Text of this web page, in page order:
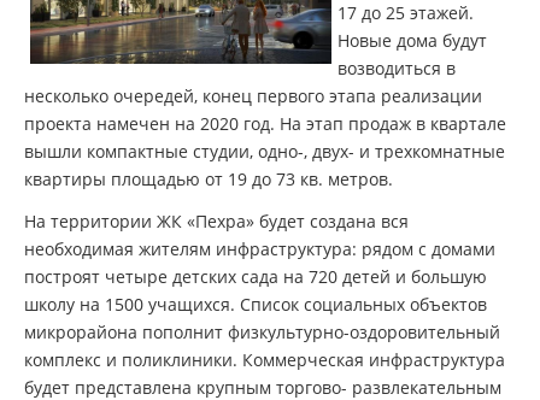
17 до 25 этажей.
Новые дома будут
возводиться в
несколько очередей, конец первого этапа реализации
проекта намечен на 2020 год. На этап продаж в квартале
вышли компактные студии, одно-, двух- и трехкомнатные
квартиры площадью от 19 до 73 кв. метров.
На территории ЖК «Пехра» будет создана вся
необходимая жителям инфраструктура: рядом с домами
построят четыре детских сада на 720 детей и большую
школу на 1500 учащихся. Список социальных объектов
микрорайона пополнит физкультурно-оздоровительный
комплекс и поликлиники. Коммерческая инфраструктура
будет представлена крупным торгово- развлекательным